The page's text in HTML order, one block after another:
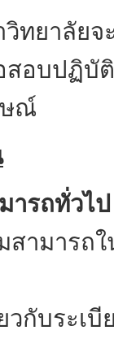
วิทยาลัย
สอบปฏิบัติ
ษณ์
ารถทั่วไป
สามารถ
วกับระเ